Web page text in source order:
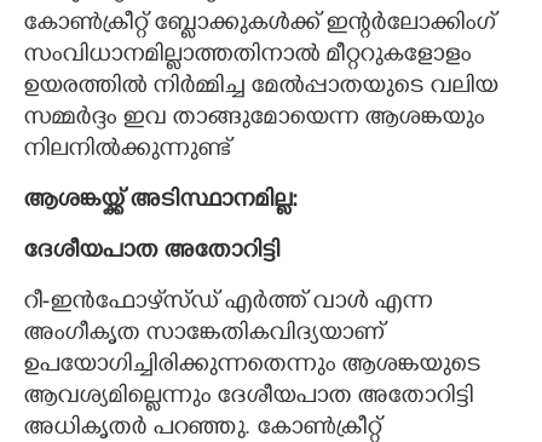
കോൺക്രീറ്റ് ബ്ലോക്കുകൾക്ക് ഇന്റർലോക്കിംഗ്
സംവിധാനമില്ലാത്തതിനാൽ മീറ്ററുകളോളം
ഉയരത്തിൽ നിർമ്മിച്ച മേൽപ്പാതയുടെ വലിയ
സമ്മർദ്ദം ഇവ താങ്ങുമോയെന്ന ആശങ്കയും
നിലനിൽക്കുന്നുണ്ട്
ആശങ്കയ്ക്ക് അടിസ്ഥാനമില്ല:
ദേശീയപാത അതോറിട്ടി
റീ-ഇൻഫോഴ്‌സ്ഡ് എർത്ത് വാൾ എന്ന
അംഗീകൃത സാങ്കേതികവിദ്യയാണ്
ഉപയോഗിച്ചിരിക്കുന്നതെന്നും ആശങ്കയുടെ
ആവശ്യമില്ലെന്നും ദേശീയപാത അതോറിട്ടി
അധികൃതർ പറഞ്ഞു. കോൺക്രീറ്റ്